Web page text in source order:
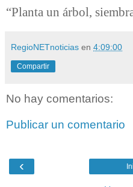
“Planta un árbol,
RegioNETnoticias en 4:09:00
Compartir
No hay comentarios:
Publicar un comentario
‹